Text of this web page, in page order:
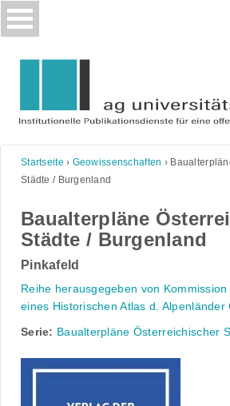
Skip
to
Startseite › Geowissenschaften ›
Städte / Burgenland
Baualterpläne
Städte / Burgenland
Pinkafeld
Reihe herausgegeben von
eines Historischen Atlas d. Alpenländer
Serie: Baualterpläne Österreichischer